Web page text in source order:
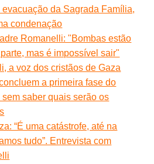
evacuação da Sagrada Família,
condenação
Romanelli: "Bombas estão
mas é impossível sair"
a voz dos cristãos de Gaza
a primeira fase do
saber quais serão os
“É uma catástrofe, até na
tudo”. Entrevista com